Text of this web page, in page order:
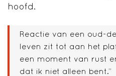
hoofd.
Reactie van een oud-
leven zit tot aan het
een moment van rust
dat ik niet alleen bent.”